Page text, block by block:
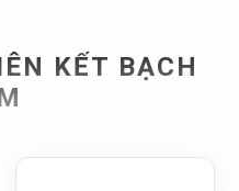
KẾT BẠCH